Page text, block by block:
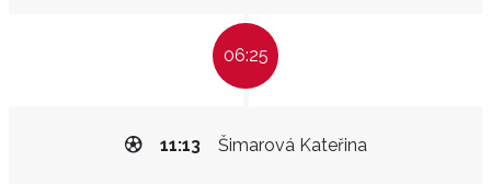
06:25
Šimarová Kateřina
11:13